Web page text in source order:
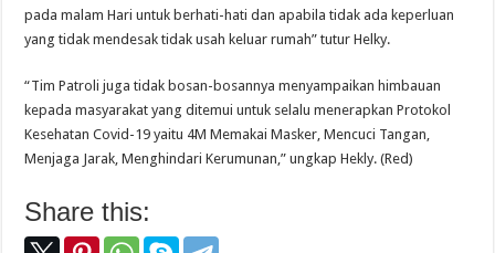
pada malam Hari untuk berhati-hati dan apabila tidak ada keperluan
yang tidak mendesak tidak usah keluar rumah” tutur Helky.
“Tim Patroli juga tidak bosan-bosannya menyampaikan himbauan
kepada masyarakat yang ditemui untuk selalu menerapkan Protokol
Kesehatan Covid-19 yaitu 4M Memakai Masker, Mencuci Tangan,
Menjaga Jarak, Menghindari Kerumunan,” ungkap Hekly. (Red)
Share this: